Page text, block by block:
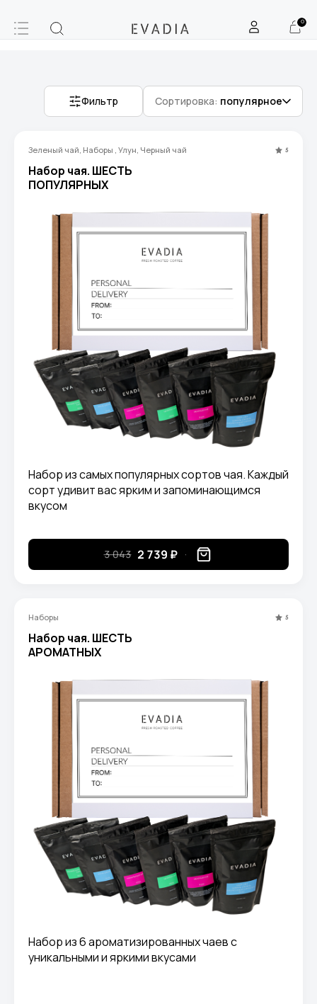
0
Фильтр Сортировка: популярное
Зеленый чай, Наборы , Улун, Черный чай 5
Набор чая. ШЕСТЬ
ПОПУЛЯРНЫХ
Набор из самых популярных сортов чая. Каждый
сорт удивит вас ярким и запоминающимся
вкусом
3 043 2 739 ₽
Наборы 5
Набор чая. ШЕСТЬ
АРОМАТНЫХ
Набор из 6 ароматизированных чаев с
уникальными и яркими вкусами